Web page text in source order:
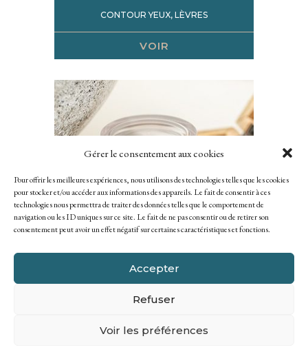
Gérer le consentement aux cookies
Pour offrir les meilleures expériences, nous utilisons des technologies telles que les cookies
pour stocker et/ou accéder aux informations des appareils. Le fait de consentir à ces
technologies nous permettra de traiter des données telles que le comportement de
navigation ou les ID uniques sur ce site. Le fait de ne pas consentir ou de retirer son
consentement peut avoir un effet négatif sur certaines caractéristiques et fonctions.
Accepter
Refuser
Voir les préférences
CONTOUR YEUX, LÈVRES
VOIR